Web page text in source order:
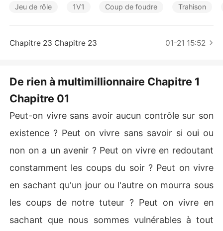
n mourra sous les coups de notre tuteur ? Peut on vivre
Qu'en est il de nous lorsqu'en grandissant nous sommes
oleil, nous marchons pieds nus pour mendier ? Qu'en est
-il lorsque l'on nous chasse comme des animaux ? Est-c
Tels sont les questions que moi Karim je me pose et don
t je ne trouve malheureusement aucune réponse.
Jeu de rôle 1V1 Coup de foudre Trahison
Chapitre 23 Chapitre 23 01-21 15:52
De rien à multimillionnaire Chapitre 1
Chapitre 01
Peut-on vivre sans avoir aucun contrôle sur son
existence ? Peut on vivre sans savoir si oui ou
non on a un avenir ? Peut on vivre en redoutant
constamment les coups du soir ? Peut on vivre
en sachant qu'un jour ou l'autre on mourra sous
les coups de notre tuteur ? Peut on vivre en
sachant que nous sommes vulnérables à tout